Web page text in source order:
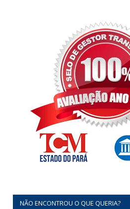
NÃO ENCONTROU O QUE QUERIA?